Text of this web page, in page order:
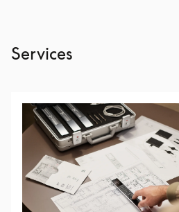
Services